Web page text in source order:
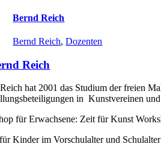
Bernd Reich
Bernd Reich,Dozenten
Reich
hat 2001 das Studium der freien
in Kunstvereinen
für Erwachsene: Zeit für Kunst
Kinder im Vorschulalter und